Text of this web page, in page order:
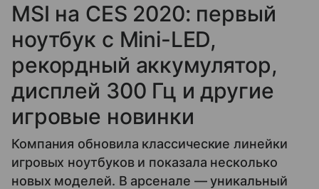
MSI на CES 2020: первый
ноутбук с Mini-LED,
рекордный аккумулятор,
дисплей 300 Гц и другие
игровые новинки
Компания обновила классические линейки
игровых ноутбуков и показала несколько
новых моделей. В арсенале — уникальный